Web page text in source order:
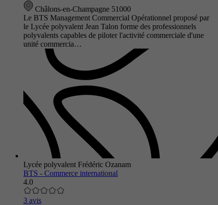
Châlons-en-Champagne 51000
Le BTS Management Commercial Opérationnel proposé par
le Lycée polyvalent Jean Talon forme des professionnels
polyvalents capables de piloter l'activité commerciale d'une
unité commercia…
Lycée polyvalent Frédéric Ozanam
BTS - Commerce international
4.0
3 avis